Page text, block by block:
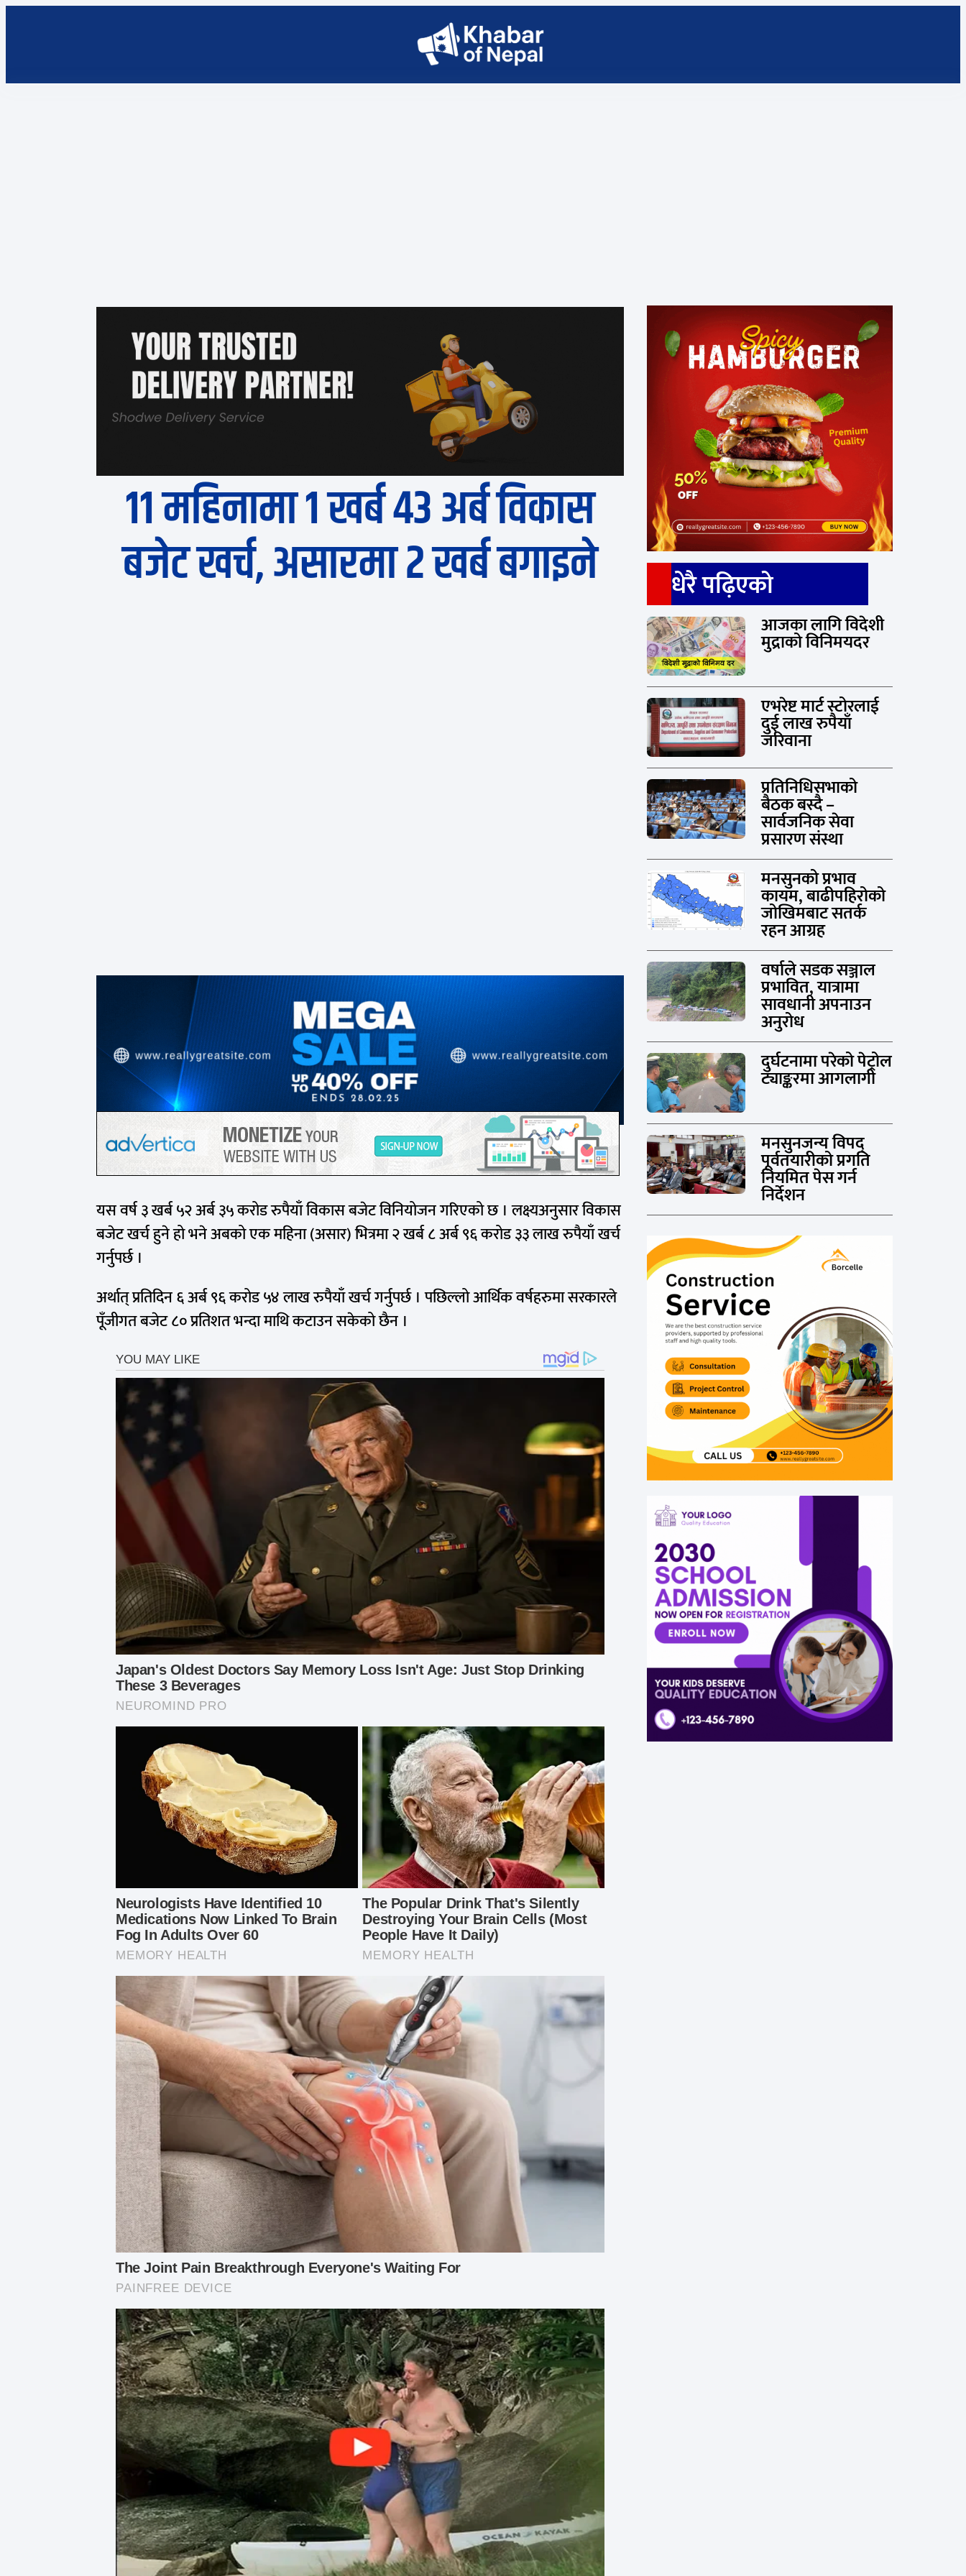
११ महिनामा १ खर्ब ४३ अर्ब विकास
बजेट खर्च, असारमा २ खर्ब बगाइने
यस वर्ष ३ खर्ब ५२ अर्ब ३५ करोड रुपैयाँ विकास बजेट विनियोजन गरिएको छ । लक्ष्यअनुसार विकास
बजेट खर्च हुने हो भने अबको एक महिना (असार) भित्रमा २ खर्ब ८ अर्ब ९६ करोड ३३ लाख रुपैयाँ खर्च
गर्नुपर्छ ।
अर्थात् प्रतिदिन ६ अर्ब ९६ करोड ५४ लाख रुपैयाँ खर्च गर्नुपर्छ । पछिल्लो आर्थिक वर्षहरुमा सरकारले
पूँजीगत बजेट ८० प्रतिशत भन्दा माथि कटाउन सकेको छैन ।
धेरै पढ़िएको
आजका लागि विदेशी
मुद्राको विनिमयदर
एभरेष्ट मार्ट स्टोरलाई
दुई लाख रुपैयाँ
जरिवाना
प्रतिनिधिसभाको
बैठक बस्दै –
सार्वजनिक सेवा
प्रसारण संस्था
मनसुनको प्रभाव
कायम, बाढीपहिरोको
जोखिमबाट सतर्क
रहन आग्रह
वर्षाले सडक सञ्जाल
प्रभावित, यात्रामा
सावधानी अपनाउन
अनुरोध
दुर्घटनामा परेको पेट्रोल
ट्याङ्करमा आगलागी
मनसुनजन्य विपद्
पूर्वतयारीको प्रगति
नियमित पेस गर्न
निर्देशन